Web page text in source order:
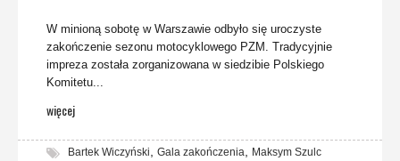
W minioną sobotę w Warszawie odbyło się uroczyste
zakończenie sezonu motocyklowego PZM. Tradycyjnie
impreza została zorganizowana w siedzibie Polskiego
Komitetu...
więcej
Bartek Wiczyński, Gala zakończenia, Maksym Szulc